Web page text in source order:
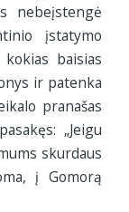
nebeįstengė
įstatymo
baisias
ir patenka
pranašas
„Jeigu
skurdaus
į Gomorą